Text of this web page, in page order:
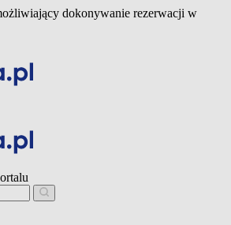
dokonywanie rezerwacji w